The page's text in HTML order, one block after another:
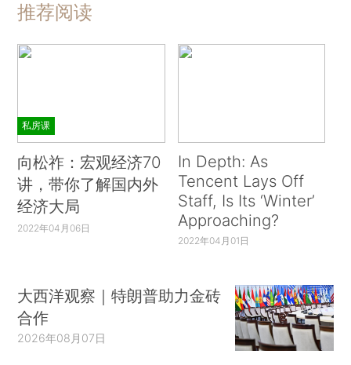
推荐阅读
私房课
向松祚：宏观经济70
讲，带你了解国内外
经济大局
2022年04月06日
In Depth: As
Tencent Lays Off
Staff, Is Its ‘Winter’
Approaching?
2022年04月01日
大西洋观察｜特朗普助力金砖
合作
2026年08月07日